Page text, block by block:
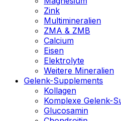
Zink
Multimineralien
ZMA & ZMB
Calcium
Eisen
Elektrolyte
Weitere Mineralien
Gelenk-Supplements
Kollagen
Komplexe Gelenk-
Glucosamin